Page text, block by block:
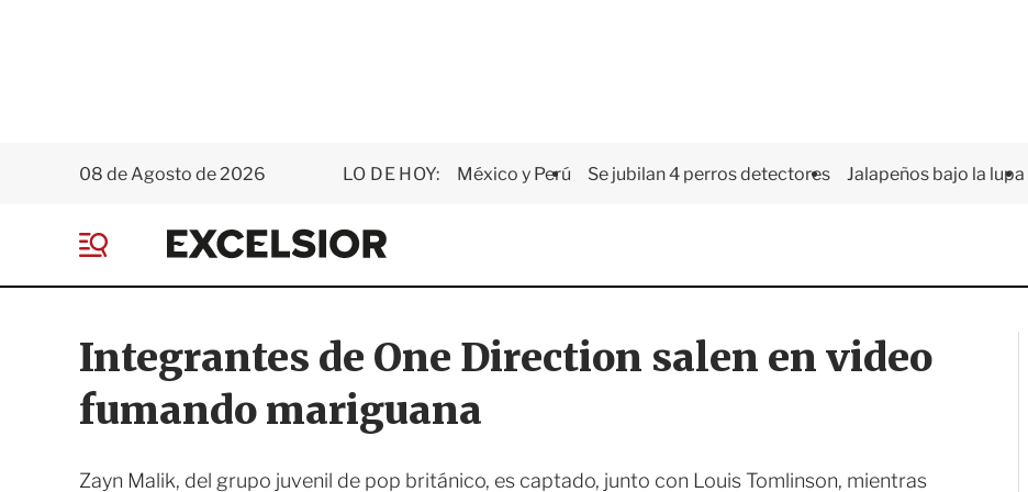
08 de Agosto de 2026 LO DE HOY: México y Perú Se jubilan 4 perros detectores Jalapeños bajo la lupa
E
x
e
o
r
e
Integrantes de One Direction salen en video
fumando mariguana
Zayn Malik, del grupo juvenil de pop británico, es captado, junto con Louis Tomlinson, mientras